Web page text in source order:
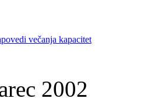
večanja kapacitet
2002